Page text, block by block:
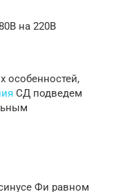
на 220В
особенностей,
СД подведем
Фи равном